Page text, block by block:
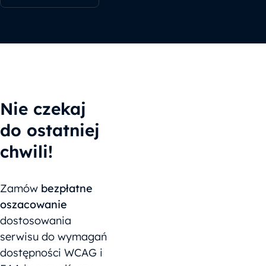
Nie czekaj
do ostatniej
chwili!
Zamów bezpłatne
oszacowanie
dostosowania
serwisu do wymagań
dostępności WCAG i